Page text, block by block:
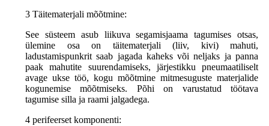
3 Täitematerjali mõõtmine:
See süsteem asub liikuva segamisjaama tagumises otsas,
ülemine osa on täitematerjali (liiv, kivi) mahuti,
ladustamispunkrit saab jagada kaheks või neljaks ja panna
paak mahutite suurendamiseks, järjestikku pneumaatiliselt
avage ukse töö, kogu mõõtmine mitmesuguste materjalide
kogunemise mõõtmiseks. Põhi on varustatud töötava
tagumise silla ja raami jalgadega.
4 perifeerset komponenti: